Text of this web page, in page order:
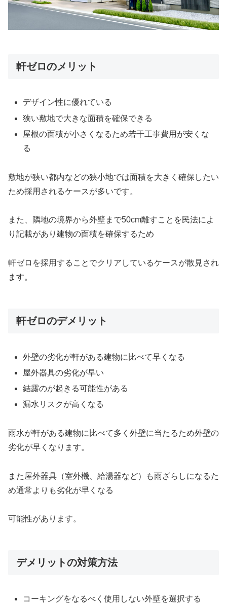
軒ゼロのメリット
デザイン性に優れている
狭い敷地で大きな面積を確保できる
屋根の面積が小さくなるため若干工事費用が安くな
る
敷地が狭い都内などの狭小地では面積を大きく確保したい
ため採用されるケースが多いです。
また、隣地の境界から外壁まで50cm離すことを民法によ
り記載があり建物の面積を確保するため
軒ゼロを採用することでクリアしているケースが散見され
ます。
軒ゼロのデメリット
外壁の劣化が軒がある建物に比べて早くなる
屋外器具の劣化が早い
結露のが起きる可能性がある
漏水リスクが高くなる
雨水が軒がある建物に比べて多く外壁に当たるため外壁の
劣化が早くなります。
また屋外器具（室外機、給湯器など）も雨ざらしになるた
め通常よりも劣化が早くなる
可能性があります。
デメリットの対策方法
コーキングをなるべく使用しない外壁を選択する